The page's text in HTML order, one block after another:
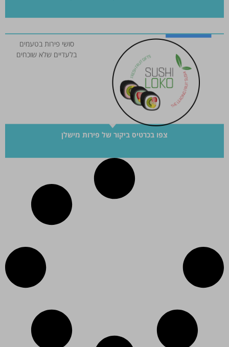
סושי פירות בטעמים
בלעדיים שלא שוכחים
צפו בכרטיס ביקור של פירות מישלן